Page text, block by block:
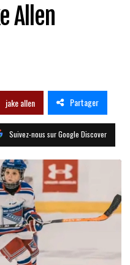
Allen
jake allen Partager
Suivez-nous sur Google Discover